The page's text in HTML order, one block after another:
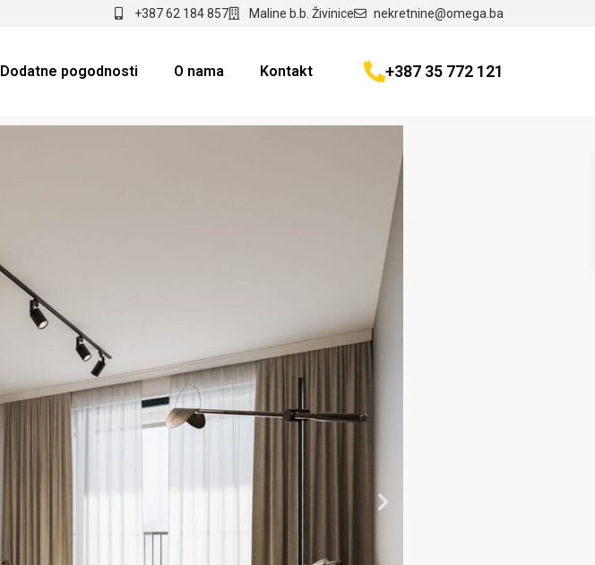
+387 62 184 857 Maline b.b. Živinice nekretnine@omega.ba
Dodatne pogodnosti O nama Kontakt +387 35 772 121